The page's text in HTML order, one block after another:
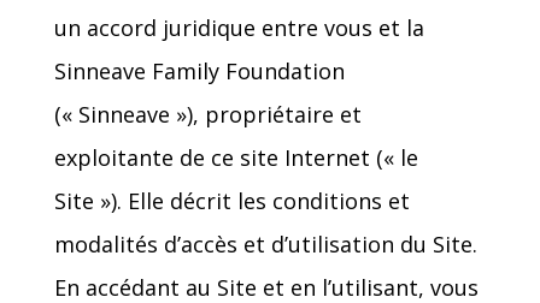
un accord juridique entre vous et la
Sinneave Family Foundation
(« Sinneave »), propriétaire et
exploitante de ce site Internet (« le
Site »). Elle décrit les conditions et
modalités d’accès et d’utilisation du Site.
En accédant au Site et en l’utilisant, vous